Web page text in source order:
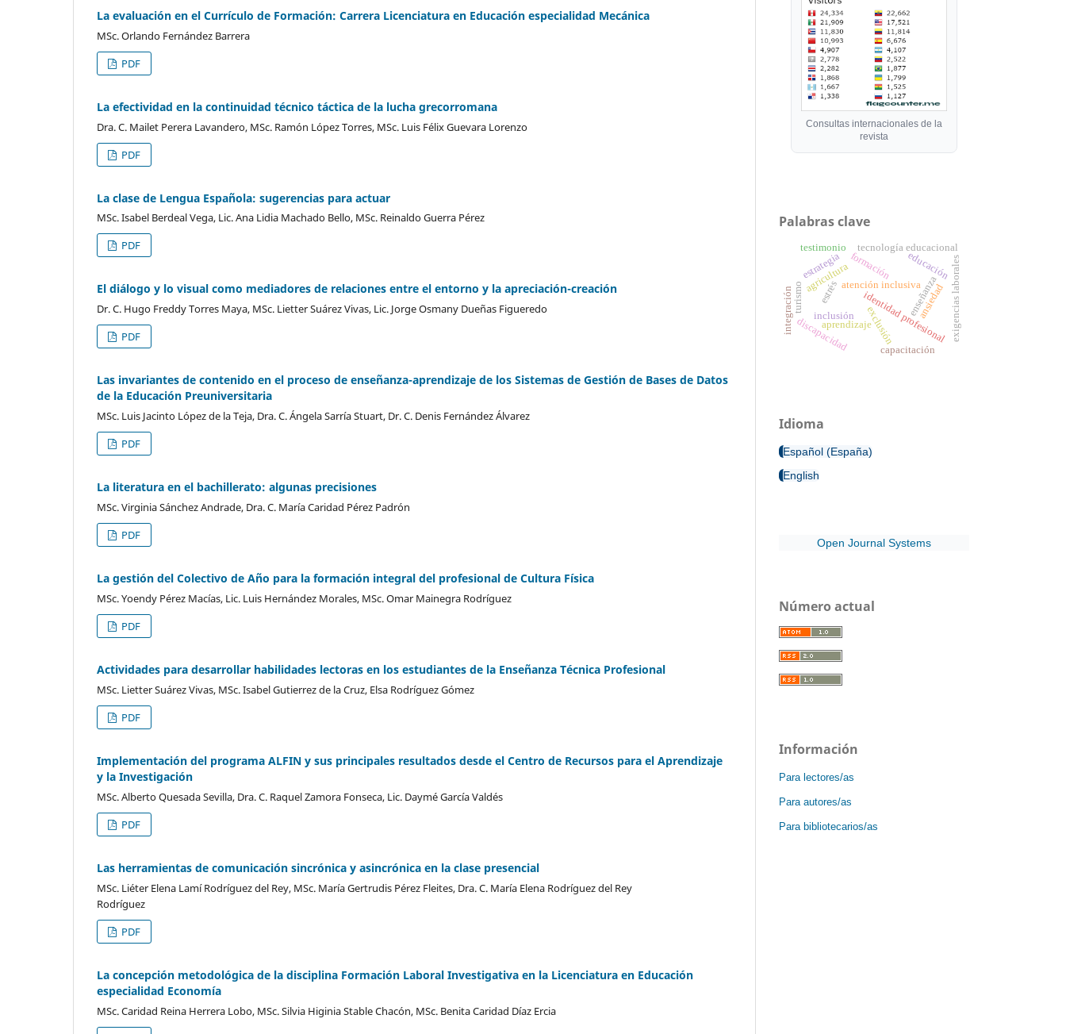
La evaluación en el Currículo de Formación: Carrera Licenciatura en Educación especialidad Mecánica
MSc. Orlando Fernández Barrera
PDF
La efectividad en la continuidad técnico táctica de la lucha grecorromana
Dra. C. Mailet Perera Lavandero, MSc. Ramón López Torres, MSc. Luis Félix Guevara Lorenzo
PDF
La clase de Lengua Española: sugerencias para actuar
MSc. Isabel Berdeal Vega, Lic. Ana Lidia Machado Bello, MSc. Reinaldo Guerra Pérez
PDF
El diálogo y lo visual como mediadores de relaciones entre el entorno y la apreciación-creación
Dr. C. Hugo Freddy Torres Maya, MSc. Lietter Suárez Vivas, Lic. Jorge Osmany Dueñas Figueredo
PDF
Las invariantes de contenido en el proceso de enseñanza-aprendizaje de los Sistemas de Gestión de Bases de Datos
de la Educación Preuniversitaria
MSc. Luis Jacinto López de la Teja, Dra. C. Ángela Sarría Stuart, Dr. C. Denis Fernández Álvarez
PDF
La literatura en el bachillerato: algunas precisiones
MSc. Virginia Sánchez Andrade, Dra. C. María Caridad Pérez Padrón
PDF
La gestión del Colectivo de Año para la formación integral del profesional de Cultura Física
MSc. Yoendy Pérez Macías, Lic. Luis Hernández Morales, MSc. Omar Mainegra Rodríguez
PDF
Actividades para desarrollar habilidades lectoras en los estudiantes de la Enseñanza Técnica Profesional
MSc. Lietter Suárez Vivas, MSc. Isabel Gutierrez de la Cruz, Elsa Rodríguez Gómez
PDF
Implementación del programa ALFIN y sus principales resultados desde el Centro de Recursos para el Aprendizaje
y la Investigación
MSc. Alberto Quesada Sevilla, Dra. C. Raquel Zamora Fonseca, Lic. Daymé García Valdés
PDF
Las herramientas de comunicación sincrónica y asincrónica en la clase presencial
MSc. Liéter Elena Lamí Rodríguez del Rey, MSc. María Gertrudis Pérez Fleites, Dra. C. María Elena Rodríguez del Rey
Rodríguez
PDF
La concepción metodológica de la disciplina Formación Laboral Investigativa en la Licenciatura en Educación
especialidad Economía
MSc. Caridad Reina Herrera Lobo, MSc. Silvia Higinia Stable Chacón, MSc. Benita Caridad Díaz Ercia
Consultas internacionales de la
revista
Palabras clave
formación
atención inclusiva
identidad profesional
enseñanza
aprendizaje
inclusión exclusión
discapacidad capacitación
tecnología educacional
estrés ansiedad exigencias laborales
agricultura
turismo
educación
integración
estrategia
testimonio
Idioma
Español (España)
English
Open Journal Systems
Número actual
Información
Para lectores/as
Para autores/as
Para bibliotecarios/as